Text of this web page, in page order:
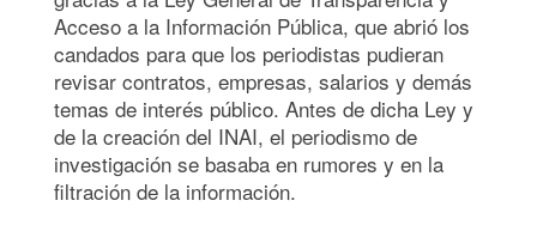
Acceso a la Información Pública, que abrió los
candados para que los periodistas pudieran
revisar contratos, empresas, salarios y demás
temas de interés público. Antes de dicha Ley y
de la creación del INAI, el periodismo de
investigación se basaba en rumores y en la
filtración de la información.